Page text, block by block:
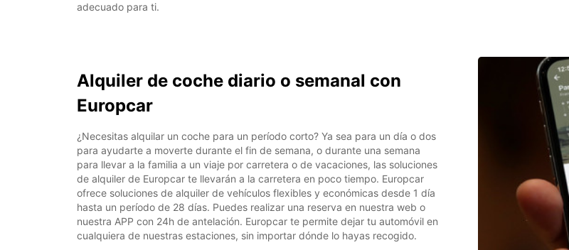
adecuado para ti.
Alquiler de coche diario o semanal con
Europcar
¿Necesitas alquilar un coche para un período corto? Ya sea para un día o dos
para ayudarte a moverte durante el fin de semana, o durante una semana
para llevar a la familia a un viaje por carretera o de vacaciones, las soluciones
de alquiler de Europcar te llevarán a la carretera en poco tiempo. Europcar
ofrece soluciones de alquiler de vehículos flexibles y económicas desde 1 día
hasta un período de 28 días. Puedes realizar una reserva en nuestra web o
nuestra APP con 24h de antelación. Europcar te permite dejar tu automóvil en
cualquiera de nuestras estaciones, sin importar dónde lo hayas recogido.